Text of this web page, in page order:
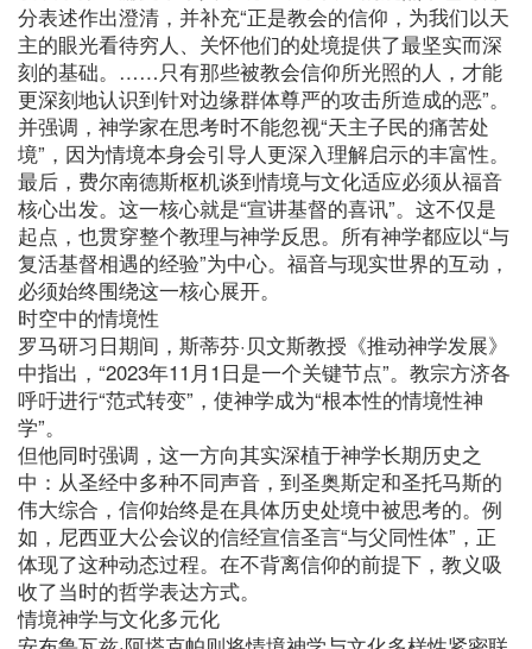
分表述作出澄清，并补充“正是教会的信仰，为我们以天
主的眼光看待穷人、关怀他们的处境提供了最坚实而深
刻的基础。……只有那些被教会信仰所光照的人，才能
更深刻地认识到针对边缘群体尊严的攻击所造成的恶”。
并强调，神学家在思考时不能忽视“天主子民的痛苦处
境”，因为情境本身会引导人更深入理解启示的丰富性。
最后，费尔南德斯枢机谈到情境与文化适应必须从福音
核心出发。这一核心就是“宣讲基督的喜讯”。这不仅是
起点，也贯穿整个教理与神学反思。所有神学都应以“与
复活基督相遇的经验”为中心。福音与现实世界的互动，
必须始终围绕这一核心展开。
时空中的情境性
罗马研习日期间，斯蒂芬·贝文斯教授《推动神学发展》
中指出，“2023年11月1日是一个关键节点”。教宗方济各
呼吁进行“范式转变”，使神学成为“根本性的情境性神
学”。
但他同时强调，这一方向其实深植于神学长期历史之
中：从圣经中多种不同声音，到圣奥斯定和圣托马斯的
伟大综合，信仰始终是在具体历史处境中被思考的。例
如，尼西亚大公会议的信经宣信圣言“与父同性体”，正
体现了这种动态过程。在不背离信仰的前提下，教义吸
收了当时的哲学表达方式。
情境神学与文化多元化